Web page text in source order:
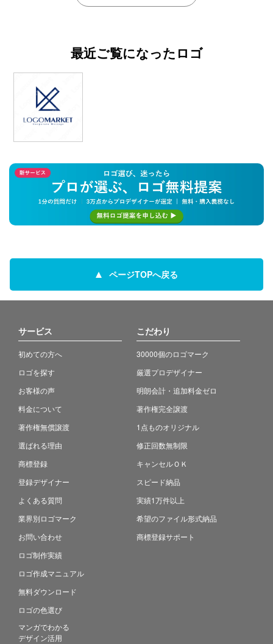
最近ご覧になったロゴ
ページTOPへ戻る
サービス
初めての方へ
ロゴを探す
お客様の声
料金について
著作権無償譲渡
選ばれる理由
商標登録
登録デザイナー
よくある質問
業界別ロゴマーク
お問い合わせ
ロゴ制作実績
ロゴ作成マニュアル
無料ダウンロード
ロゴの色選び
マンガでわかる
デザイン活用
こだわり
30000個のロゴマーク
厳選プロデザイナー
明朗会計・追加料金ゼロ
著作権完全譲渡
1点ものオリジナル
修正回数無制限
キャンセルＯＫ
スピード納品
実績1万件以上
希望のファイル形式納品
商標登録サポート